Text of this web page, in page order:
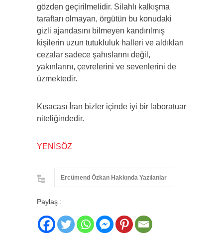
gözden geçirilmelidir. Silahlı kalkışma
taraftarı olmayan, örgütün bu konudaki
gizli ajandasını bilmeyen kandırılmış
kişilerin uzun tutukluluk halleri ve aldıkları
cezalar sadece şahıslarını değil,
yakınlarını, çevrelerini ve sevenlerini de
üzmektedir.
Kısacası İran bizler içinde iyi bir laboratuar
niteliğindedir.
YENİSÖZ
Ercümend Özkan Hakkında Yazılanlar
Paylaş :